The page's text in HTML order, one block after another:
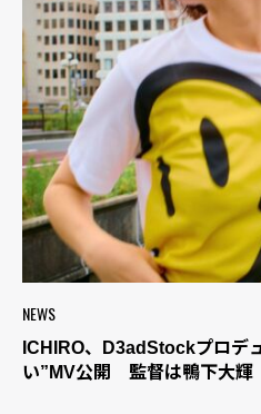
NEWS
ICHIRO、D3adStockプロデ
い”MV公開 監督は鴨下大輝